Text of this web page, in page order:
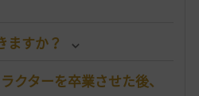
ますか？
クターを卒業させた後、